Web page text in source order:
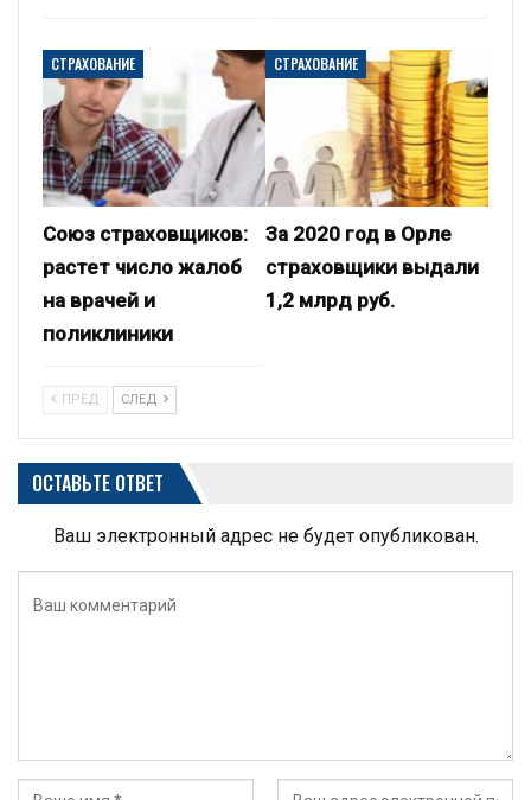
СТРАХОВАНИЕ
Союз страховщиков:
растет число жалоб
на врачей и
поликлиники
СТРАХОВАНИЕ
За 2020 год в Орле
страховщики выдали
1,2 млрд руб.
ПРЕД СЛЕД
ОСТАВЬТЕ ОТВЕТ
Ваш электронный адрес не будет опубликован.